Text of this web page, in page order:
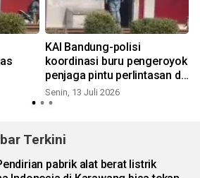
Garut
KAI Bandung-polisi
koordinasi buru pengeroyok
penjaga pintu perlintasan di
Garut
Senin, 13 Juli 2026
Terkini
pabrik alat berat listrik